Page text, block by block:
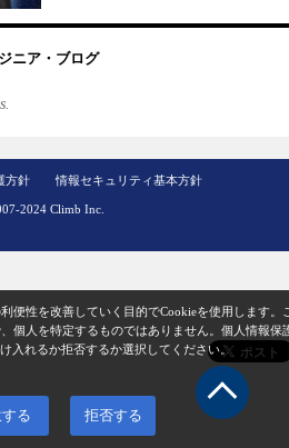
ニア・ブログ
方針 情報セキュリティ基本方針
2024 Climb Inc.
便性を改善していく目的でCookieを使用します。
個人を特定するものではありません。 個人情報保
入れるか拒否するか選択してください。
する 拒否する